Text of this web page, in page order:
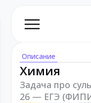
Описание
Химия
Задача про
26 — ЕГЭ